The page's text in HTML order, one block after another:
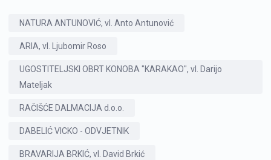
NATURA ANTUNOVIĆ, vl. Anto Antunović
ARIA, vl. Ljubomir Roso
UGOSTITELJSKI OBRT KONOBA "KARAKAO", vl. Darijo
Mateljak
RAČIŠĆE DALMACIJA d.o.o.
DABELIĆ VICKO - ODVJETNIK
BRAVARIJA BRKIĆ, vl. David Brkić